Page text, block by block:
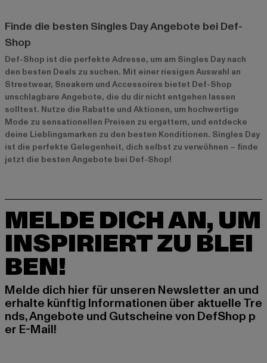
Finde die besten Singles Day Angebote bei Def-
Shop
Def-Shop ist die perfekte Adresse, um am Singles Day nach
den besten Deals zu suchen. Mit einer riesigen Auswahl an
Streetwear, Sneakern und Accessoires bietet Def-Shop
unschlagbare Angebote, die du dir nicht entgehen lassen
solltest. Nutze die Rabatte und Aktionen, um hochwertige
Mode zu sensationellen Preisen zu ergattern, und entdecke
deine Lieblingsmarken zu den besten Konditionen. Singles Day
ist die perfekte Gelegenheit, dich selbst zu verwöhnen – finde
jetzt die besten Angebote bei Def-Shop!
MELDE DICH AN, UM
INSPIRIERT ZU BLEI
BEN!
Melde dich hier für unseren Newsletter an und
erhalte künftig Informationen über aktuelle Tre
nds, Angebote und Gutscheine von DefShop p
er E-Mail!